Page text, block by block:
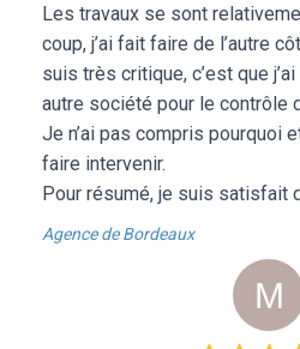
Les travaux se sont
coup, j’ai fait faire de l’autre
suis très critique, c’est que
autre société pour le contrôle
Je n’ai pas compris pourquoi
faire intervenir.
Pour résumé, je suis satisfait
Agence de Bordeaux